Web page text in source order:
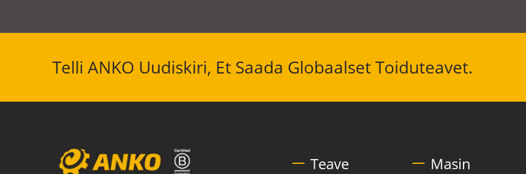
Telli ANKO Uudiskiri, Et Saada Globaalset Toiduteavet.
Teave Masin